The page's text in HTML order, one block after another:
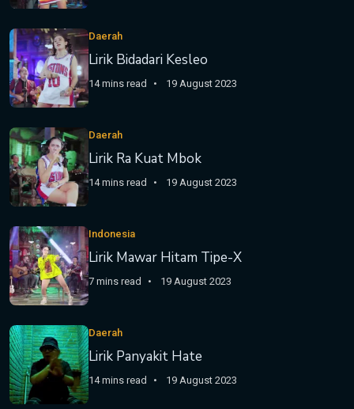
Daerah
Lirik Bidadari Kesleo
14 mins read 19 August 2023
Daerah
Lirik Ra Kuat Mbok
14 mins read 19 August 2023
Indonesia
Lirik Mawar Hitam Tipe-X
7 mins read 19 August 2023
Daerah
Lirik Panyakit Hate
14 mins read 19 August 2023